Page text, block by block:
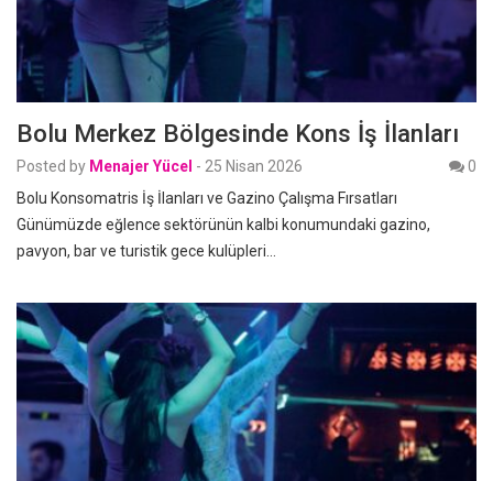
Bolu Merkez Bölgesinde Kons İş İlanları
Posted by Menajer Yücel - 25 Nisan 2026
0
Bolu Konsomatris İş İlanları ve Gazino Çalışma Fırsatları
Günümüzde eğlence sektörünün kalbi konumundaki gazino,
pavyon, bar ve turistik gece kulüpleri…